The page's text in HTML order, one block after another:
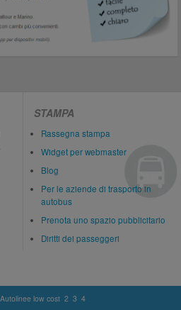
STAMPA
Rassegna stampa
Widget per webmaster
Blog
Per le aziende di trasporto in
autobus
Prenota uno spazio pubblicitario
Diritti dei passeggeri
Autolinee low cost 2 3 4